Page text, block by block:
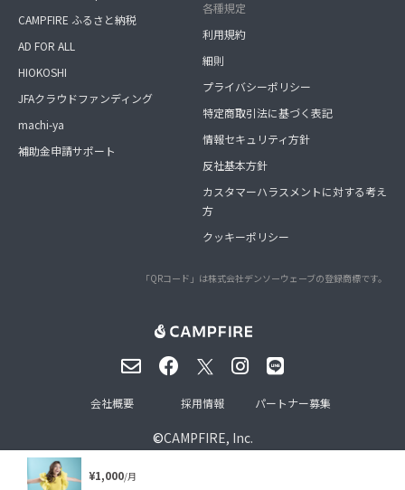
¥1,000/月
CAMPFIRE ふるさと納税
AD FOR ALL
HIOKOSHI
JFAクラウドファンディング
machi-ya
補助金申請サポート
各種規定
利用規約
細則
プライバシーポリシー
特定商取引法に基づく表記
情報セキュリティ方針
反社基本方針
カスタマーハラスメントに対する考え
方
クッキーポリシー
「QRコード」は株式会社デンソーウェーブの登録商標です。
©CAMPFIRE, Inc.
会社概要 採用情報 パートナー募集